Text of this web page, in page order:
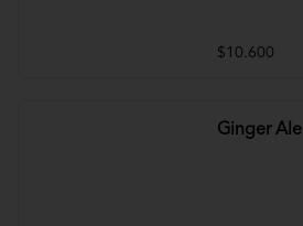
$10.600
Ginger Ale